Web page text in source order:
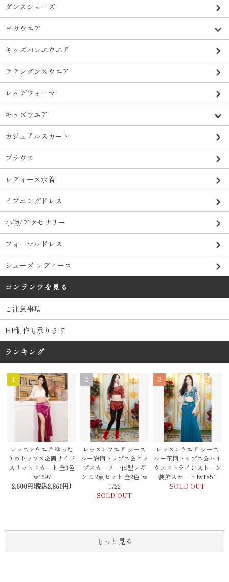
ダンスシューズ
ヨガウエア
キッズバレエウエア
ラテンダンスウエア
レッグウォーマー
キッズウエア
カジュアルスカート
ブラウス
レディース水着
イブニングドレス
小物/アクセサリー
フォーマルドレス
シューズ レディース
コンテンツを見る
ご注意事項
HP制作も承ります
ランキング
1
レッスンウエア ゆった
りめトップス＆両サイド
スリットスカート 全3色
lw1697
2,600円(税込2,860円)
2
レッスンウエア シース
ルー豹柄トップス＆ヒッ
プスカーフ 一体型レギ
ンス 2点セット 全2色 lw
1722
SOLD OUT
3
レッスンウエア シース
ルー花柄トップス＆ハイ
ウエストラインストーン
装飾スカート lw1851
SOLD OUT
もっと見る